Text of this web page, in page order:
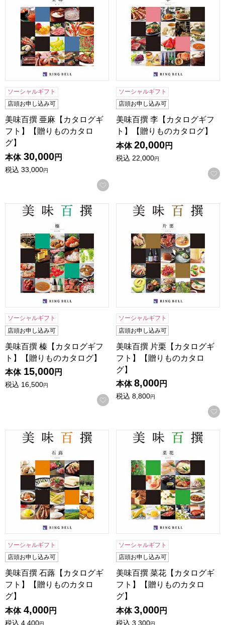
ソーシャルギフト
店頭お申し込み可
美味百撰 亜麻【カタログギ
フト】【贈りものカタロ
グ】
本体 30,000円
税込 33,000円
お気に入りに登録する
ソーシャルギフト
店頭お申し込み可
美味百撰 李【カタログギフ
ト】【贈りものカタログ】
本体 20,000円
税込 22,000円
美味百撰 榛【カタログギフト】【贈りものカタログ】
ソーシャルギフト
店頭お申し込み可
美味百撰 榛【カタログギフ
ト】【贈りものカタログ】
本体 15,000円
税込 16,500円
お気に入りに登録する
美味百撰 片栗【カタログギ
ソーシャルギフト
店頭お申し込み可
美味百撰 片栗【カタログギ
フト】【贈りものカタロ
グ】
本体 8,000円
税込 8,800円
美味百撰 石蕗【カタログギフト】【贈りものカタログ】
ソーシャルギフト
店頭お申し込み可
美味百撰 石蕗【カタログギ
フト】【贈りものカタロ
グ】
本体 4,000円
税込 4,400円
美味百撰 菜花【カタログギ
ソーシャルギフト
店頭お申し込み可
美味百撰 菜花【カタログギ
フト】【贈りものカタロ
グ】
本体 3,000円
税込 3,300円